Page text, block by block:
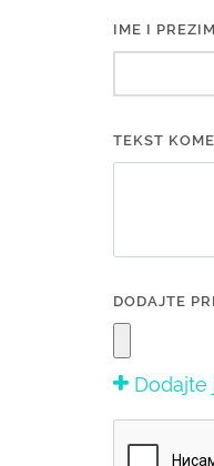
IME I
TEKST
DODAJTE
Dodajte